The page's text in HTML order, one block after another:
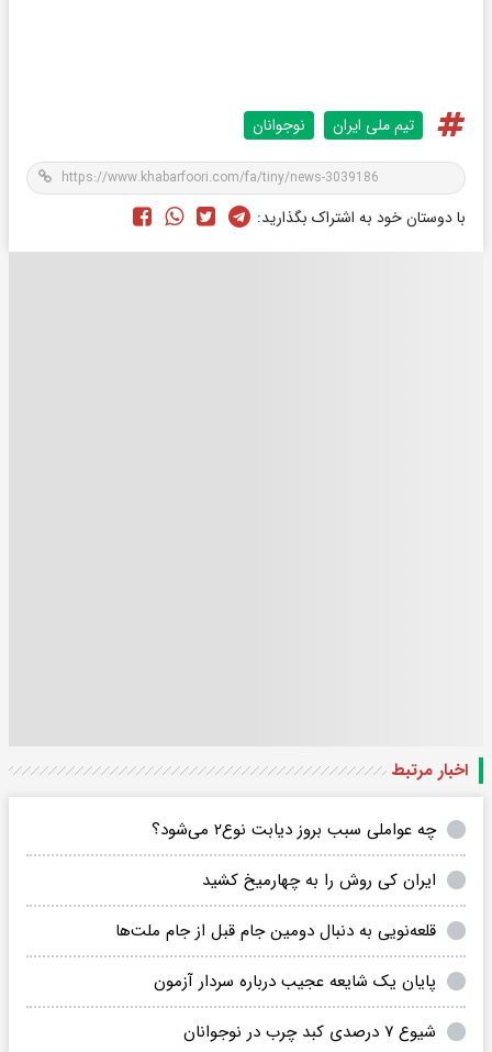
تیم ملی ایران نوجوانان
با دوستان خود به اشتراک بگذارید:
اخبار مرتبط
چه عواملی سبب بروز دیابت نوع۲ می‌شود؟
ایران کی روش را به چهارمیخ کشید
قلعه‌نویی به دنبال دومین جام قبل از جام ملت‌ها
پایان یک شایعه عجیب درباره سردار آزمون
شیوع ۷ درصدی کبد چرب در نوجوانان